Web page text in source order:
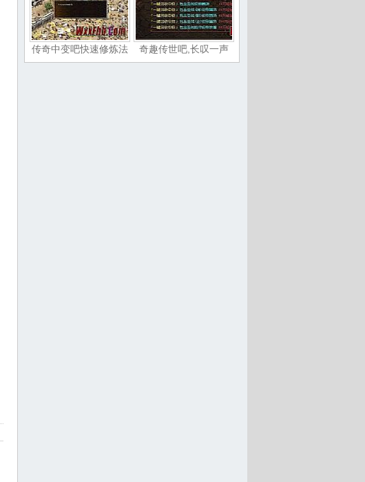
传奇中变吧快速修炼法 奇趣传世吧,长叹一声